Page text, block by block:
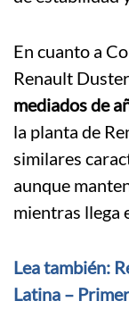
En cuanto a
Renault
mediados de
la planta de
similares
aunque
mientras llega
Lea también:
Latina –